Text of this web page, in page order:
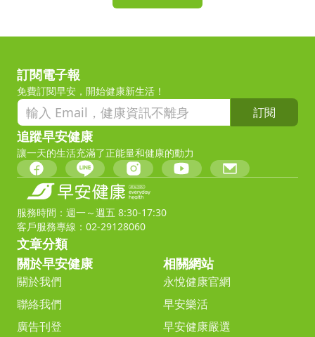
訂閱電子報
免費訂閱早安，開始健康新生活！
訂閱
追蹤早安健康
讓一天的生活充滿了正能量和健康的動力
服務時間：週一～週五 8:30-17:30
客戶服務專線：02-29128060
文章分類
關於早安健康
關於我們
聯絡我們
廣告刊登
相關網站
永悅健康官網
早安樂活
早安健康嚴選